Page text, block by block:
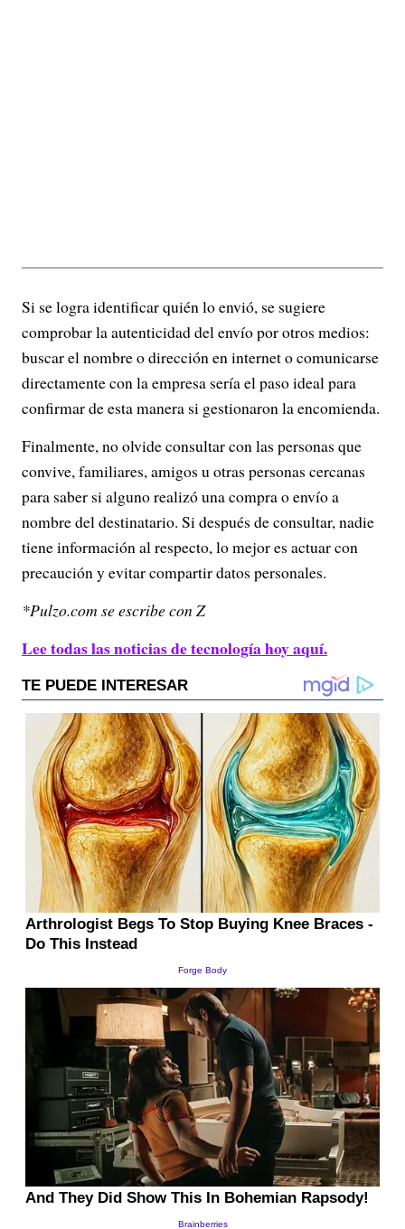
Si se logra identificar quién lo envió, se sugiere
comprobar la autenticidad del envío por otros medios:
buscar el nombre o dirección en internet o comunicarse
directamente con la empresa sería el paso ideal para
confirmar de esta manera si gestionaron la encomienda.
Finalmente, no olvide consultar con las personas que
convive, familiares, amigos u otras personas cercanas
para saber si alguno realizó una compra o envío a
nombre del destinatario. Si después de consultar, nadie
tiene información al respecto, lo mejor es actuar con
precaución y evitar compartir datos personales.
*Pulzo.com se escribe con Z
Lee todas las noticias de tecnología hoy aquí.